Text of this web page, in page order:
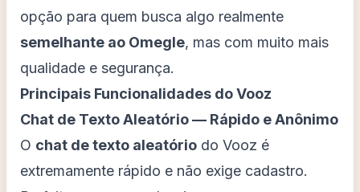
opção para quem busca algo realmente
semelhante ao Omegle, mas com muito mais
qualidade e segurança.
Principais Funcionalidades do Vooz
Chat de Texto Aleatório — Rápido e Anônimo
O chat de texto aleatório do Vooz é
extremamente rápido e não exige cadastro.